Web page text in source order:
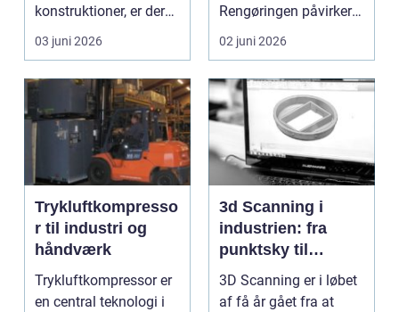
konstruktioner, er der
én ting, der altid ska...
03 juni 2026
Rengøringen påvirker
kundernes
førstehåndsind...
02 juni 2026
Trykluftkompresso
r til industri og
håndværk
Trykluftkompressor er
en central teknologi i
3d Scanning i
industrien: fra
punktsky til
præcist
projektgrundlag
3D Scanning er i løbet
af få år gået fra at